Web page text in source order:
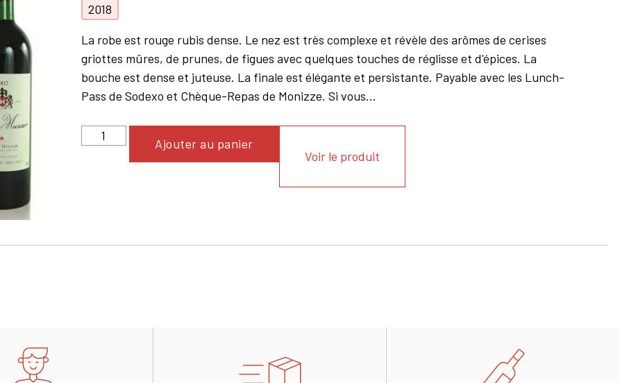
2018
La robe est rouge rubis dense. Le nez est très complexe et révèle des arômes de cerises
griottes mûres, de prunes, de figues avec quelques touches de réglisse et d'épices. La
bouche est dense et juteuse. La finale est élégante et persistante. Payable avec les Lunch-
Pass de Sodexo et Chèque-Repas de Monizze. Si vous...
Ajouter au panier
Voir le produit